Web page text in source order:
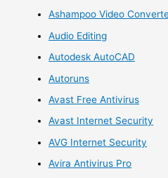
Ashampoo Video
Audio Editing
Autodesk AutoCAD
Autoruns
Avast Free Antivirus
Avast Internet Security
AVG Internet Security
Avira Antivirus Pro